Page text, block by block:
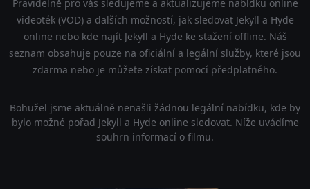
Pravidelně pro vás sledujeme a aktualizujeme nabídku online
videoték (VOD) a dalších možností, jak sledovat Jekyll a Hyde
online nebo kde najít Jekyll a Hyde ke stažení offline. Náš
seznam obsahuje pouze na oficiální a legální služby, které jsou
zdarma nebo je můžete získat pomocí předplatného.
Bohužel jsme aktuálně nenašli žádnou legální nabídku, kde by
bylo možné pořad Jekyll a Hyde online sledovat. Níže uvádíme
souhrn informací o filmu.